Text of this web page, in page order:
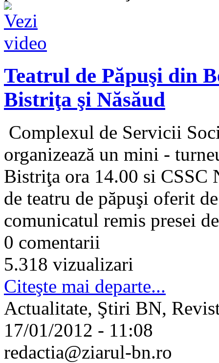
Teatrul de Păpuşi din
Bistriţa şi Năsăud
Complexul de Servicii
organizează un mini -
Bistriţa ora 14.00 si CSSC
de teatru de păpuşi oferit
comunicatul remis presei
0 comentarii
5.318 vizualizari
Citeşte mai departe...
Actualitate, Ştiri BN,
17/01/2012 - 11:08
redactia@ziarul-bn.ro